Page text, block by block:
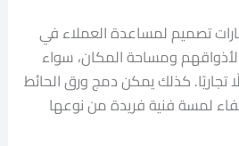
تصميم لمساعدة العملاء في
لأذواقهم ومساحة المكان، سواء
تجاريًا. كذلك يمكن دمج ورق الحائط
لمسة فنية فريدة من نوعها